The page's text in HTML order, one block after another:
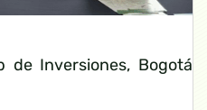
de Inversiones, Bogotá